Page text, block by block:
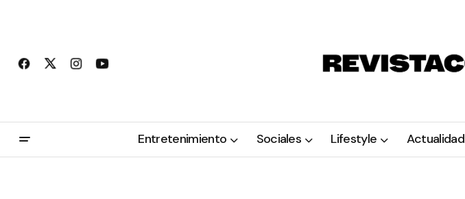
Entretenimiento Sociales Lifestyle Actualidad